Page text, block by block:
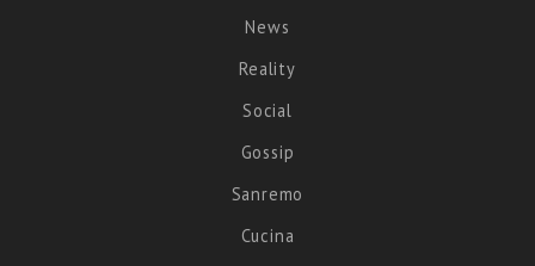
News
Reality
Social
Gossip
Sanremo
Cucina